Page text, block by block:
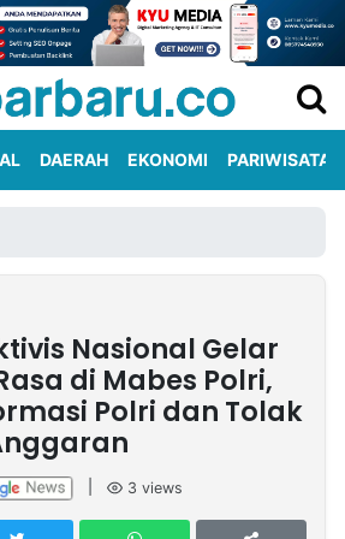
DAERAH EKONOMI PARIWISATA
Nasional Gelar
di Mabes Polri,
Polri dan Tolak
3 views